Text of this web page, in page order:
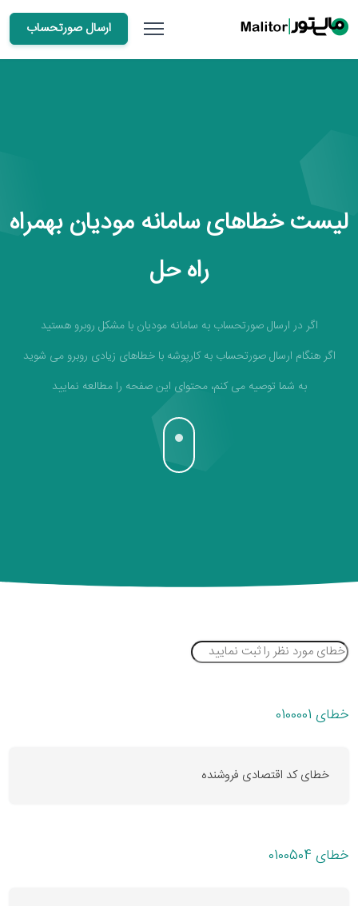
ارسال صورتحساب
لیست خطاهای سامانه مودیان بهمراه
راه حل
اگر در ارسال صورتحساب به سامانه مودیان با مشکل روبرو هستید
اگر هنگام ارسال صورتحساب به کارپوشه با خطاهای زیادی روبرو می شوید
به شما توصیه می کنم، محتوای این صفحه را مطالعه نمایید
خطای 0100001
خطای کد اقتصادی فروشنده
خطای 0100504